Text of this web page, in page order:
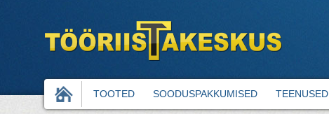
TOOTED SOODUSPAKKUMISED TEENUSED